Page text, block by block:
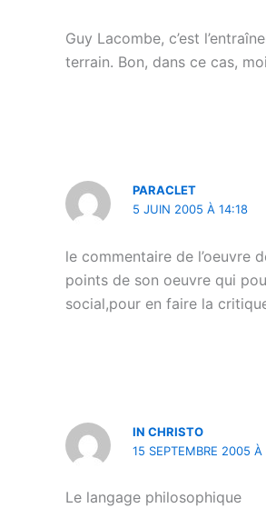
Guy Lacombe, c’est
terrain. Bon, dans ce cas,
PARACLET
5 JUIN 2005 À 14:18
le commentaire de l’oeuvre
points de son oeuvre qui
social,pour en faire la
IN CHRISTO
15 SEPTEMBRE 2005 À
Le langage philosophique